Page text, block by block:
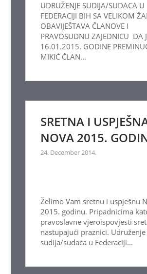
UDRUŽENJE SUDIJA/SUDACA U
FEDERACIJI BIH SA VELIKOM
OBAVIJEŠTAVA ČLANOVE I
PRAVOSUDNU ZAJEDNICU DA
16.01.2015. GODINE
MIKIĆ ČLAN...
SRETNA I
NOVA 2015.
24. December 2014.
Želimo Vam sretnu i uspješnu
2015. godinu. Pripadnicima
pravoslavne vjeroispovjesti
nastupajući praznici. Udruženje
sudija/sudaca u Federaciji...